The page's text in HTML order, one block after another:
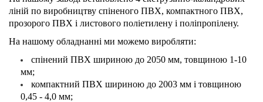
ліній по виробництву спіненого ПВХ, компактного ПВХ,
прозорого ПВХ і листового поліетилену і поліпропілену.
На нашому обладнанні ми можемо виробляти:
спінений ПВХ шириною до 2050 мм, товщиною 1-10
мм;
компактний ПВХ шириною до 2003 мм і товщиною
0,45 - 4,0 мм;